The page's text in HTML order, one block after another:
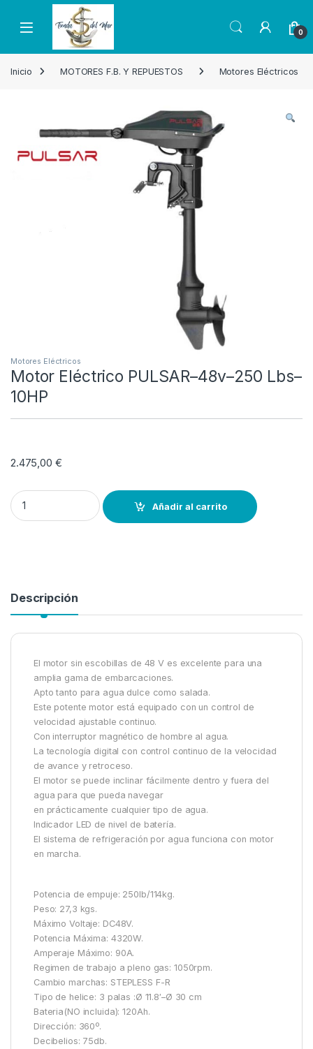
Skip to navigation
Skip to content
Open 0
Inicio MOTORES F.B. Y REPUESTOS Motores Eléctricos
Motores Eléctricos
Motor Eléctrico PULSAR–48v–250 Lbs–
10HP
2.475,00 €
Motor Eléctrico PULSAR--48v--250 Lbs--10HP quantity
Añadir al carrito
Descripción
El motor sin escobillas de 48 V es excelente para una
amplia gama de embarcaciones.
Apto tanto para agua dulce como salada.
Este potente motor está equipado con un control de
velocidad ajustable continuo.
Con interruptor magnético de hombre al agua.
La tecnología digital con control continuo de la velocidad
de avance y retroceso.
El motor se puede inclinar fácilmente dentro y fuera del
agua para que pueda navegar
en prácticamente cualquier tipo de agua.
Indicador LED de nivel de batería.
El sistema de refrigeración por agua funciona con motor
en marcha.
Potencia de empuje: 250lb/114kg.
Peso: 27,3 kgs.
Máximo Voltaje: DC48V.
Potencia Máxima: 4320W.
Amperaje Máximo: 90A.
Regimen de trabajo a pleno gas: 1050rpm.
Cambio marchas: STEPLESS F-R
Tipo de helice: 3 palas :Ø 11.8′–Ø 30 cm
Bateria(NO incluida): 120Ah.
Dirección: 360º.
Decibelios: 75db.